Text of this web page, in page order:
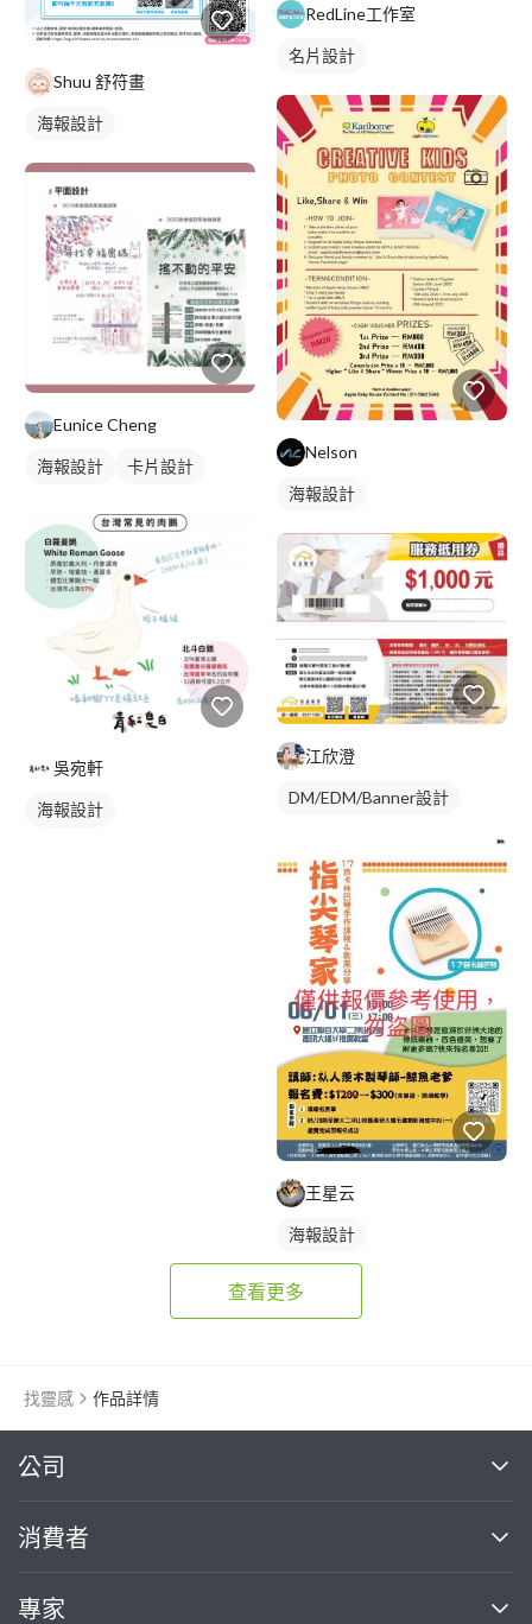
Shuu 舒符畫
海報設計
Eunice Cheng
海報設計 卡片設計
吳宛軒
海報設計
RedLine工作室
名片設計
Nelson
海報設計
江欣澄
DM/EDM/Banner設計
王星云
海報設計
查看更多
找靈感 作品詳情
公司
關於我們
消費者
買服務
專家
繼續完成